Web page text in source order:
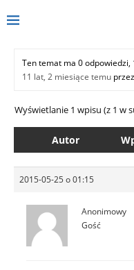
Ten temat ma 0 odpowiedzi,
11 lat, 2 miesiące temu przez
Wyświetlanie 1 wpisu (z 1 w
Autor
2015-05-25 o 01:15
Anonimowy
Gość